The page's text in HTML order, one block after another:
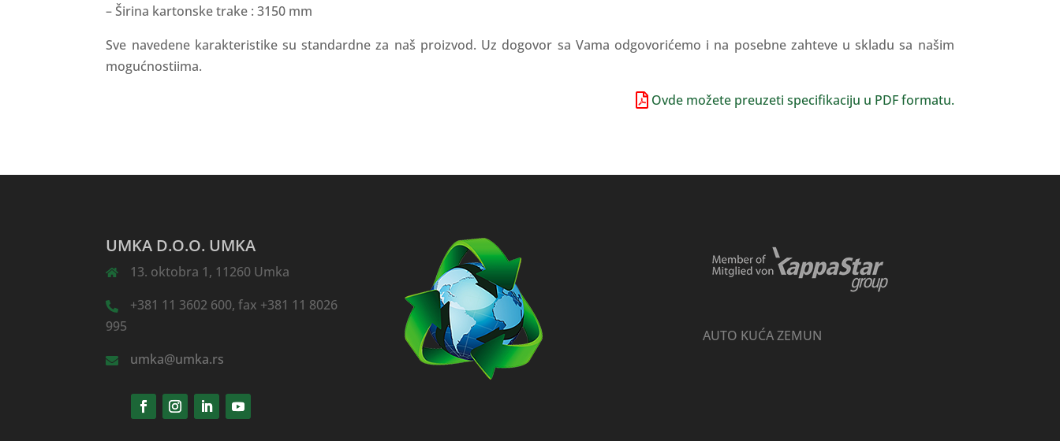
– Širina kartonske trake : 3150 mm
Sve navedene karakteristike su standardne za naš proizvod. Uz dogovor sa Vama odgovorićemo i na posebne zahteve u skladu sa našim
mogućnostiima.
Ovde možete preuzeti specifikaciju u PDF formatu.
UMKA D.O.O. UMKA
13. oktobra 1, 11260 Umka
+381 11 3602 600, fax +381 11 8026
995
umka@umka.rs
AUTO KUĆA ZEMUN